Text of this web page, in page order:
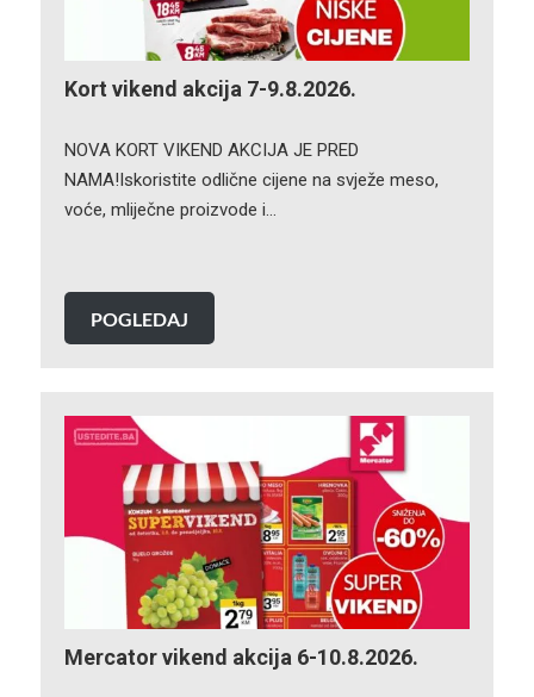
Kort vikend akcija 7-9.8.2026.
NOVA KORT VIKEND AKCIJA JE PRED
NAMA!Iskoristite odlične cijene na svježe meso,
voće, mliječne proizvode i…
POGLEDAJ
Mercator vikend akcija 6-10.8.2026.